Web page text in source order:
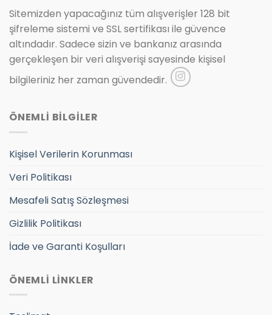
Sitemizden yapacağınız tüm alışverişler 128 bit
şifreleme sistemi ve SSL sertifikası ile güvence
altındadır. Sadece sizin ve bankanız arasında
gerçekleşen bir veri alışverişi sayesinde kişisel
bilgileriniz her zaman güvendedir.
ÖNEMLİ BİLGİLER
Kişisel Verilerin Korunması
Veri Politikası
Mesafeli Satış Sözleşmesi
Gizlilik Politikası
İade ve Garanti Koşulları
ÖNEMLİ LİNKLER